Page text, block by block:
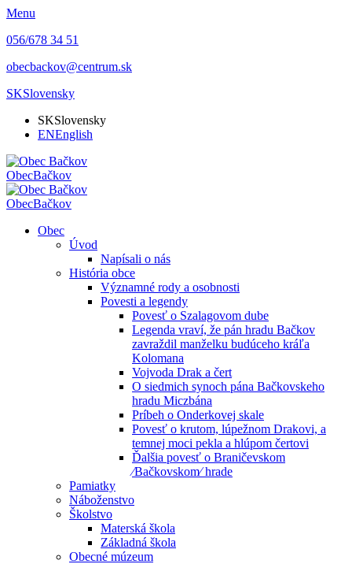
Menu
056/678 34 51
obecbackov@centrum.sk
SKSlovensky
SKSlovensky
ENEnglish
ObecBačkov
ObecBačkov
Obec
Úvod
Napísali o nás
História obce
Významné rody a osobnosti
Povesti a legendy
Povesť o Szalagovom dube
Legenda vraví, že pán hradu Bačkov
zavraždil manželku budúceho kráľa
Kolomana
Vojvoda Drak a čert
O siedmich synoch pána Bačkovskeho
hradu Miczbána
Príbeh o Onderkovej skale
Povesť o krutom, lúpežnom Drakovi, a
temnej moci pekla a hlúpom čertovi
Ďalšia povesť o Braničevskom
⁄Bačkovskom⁄ hrade
Pamiatky
Náboženstvo
Školstvo
Materská škola
Základná škola
Obecné múzeum